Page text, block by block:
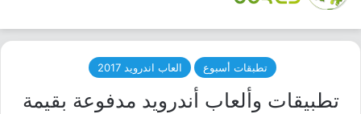
تطبقات أسبوع العاب اندرويد 2017
تطبيقات وألعاب أندرويد مدفوعة بقيمة